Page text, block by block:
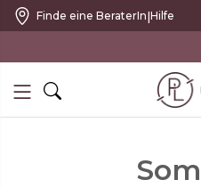
Finde eine BeraterIn|Hilfe